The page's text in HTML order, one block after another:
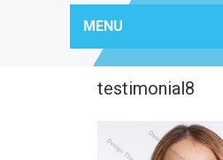
MENU
testimonial8